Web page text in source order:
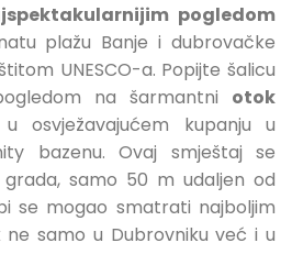
pogledom
plažu Banje i dubrovačke
UNESCO-a. Popijte šalicu
na šarmantni otok
osvježavajućem kupanju u
bazenu. Ovaj smještaj se
samo 50 m udaljen od
se mogao smatrati najboljim
samo u Dubrovniku već i u